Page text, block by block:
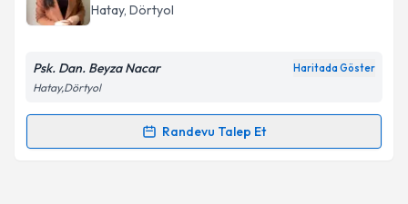
Hatay, Dörtyol
Psk. Dan. Beyza Nacar Haritada Göster
Hatay,Dörtyol
Randevu Talep Et
Randevu Takvimi Talebi